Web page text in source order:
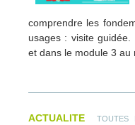
comprendre les
usages : visite
et dans le module 3 au
ACTUALITE TOUTES